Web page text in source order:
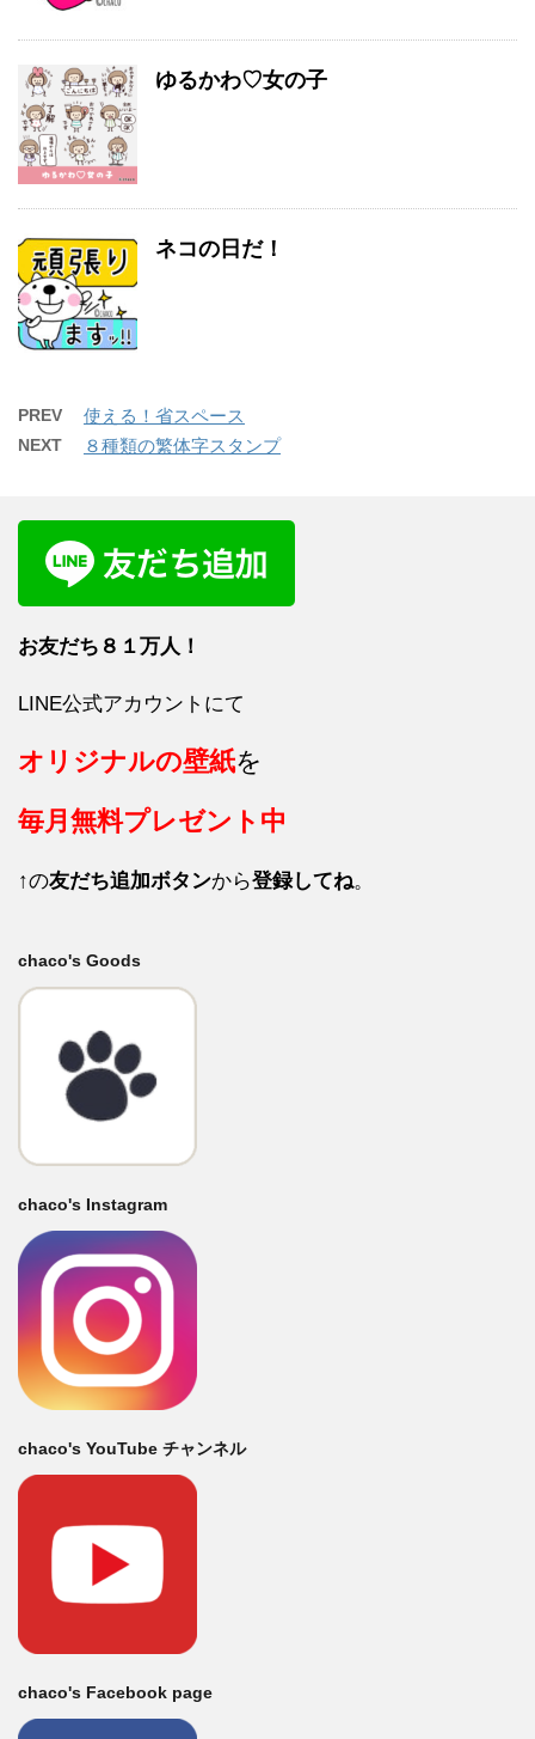
ゆるかわ♡女の子
ネコの日だ！
PREV 使える！省スペース
NEXT ８種類の繁体字スタンプ
お友だち８１万人！
LINE公式アカウントにて
オリジナルの壁紙を
毎月 無料プレゼント中
↑の友だち追加ボタンから登録してね。
chaco's Goods
chaco's Instagram
chaco's YouTube チャンネル
chaco's Facebook page